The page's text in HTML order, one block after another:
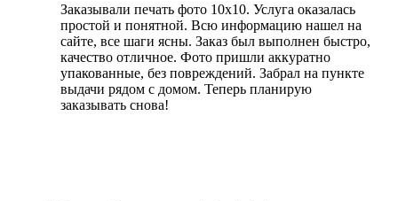
Заказывали печать фото 10х10. Услуга оказалась
простой и понятной. Всю информацию нашел на
сайте, все шаги ясны. Заказ был выполнен быстро,
качество отличное. Фото пришли аккуратно
упакованные, без повреждений. Забрал на пункте
выдачи рядом с домом. Теперь планирую
заказывать снова!